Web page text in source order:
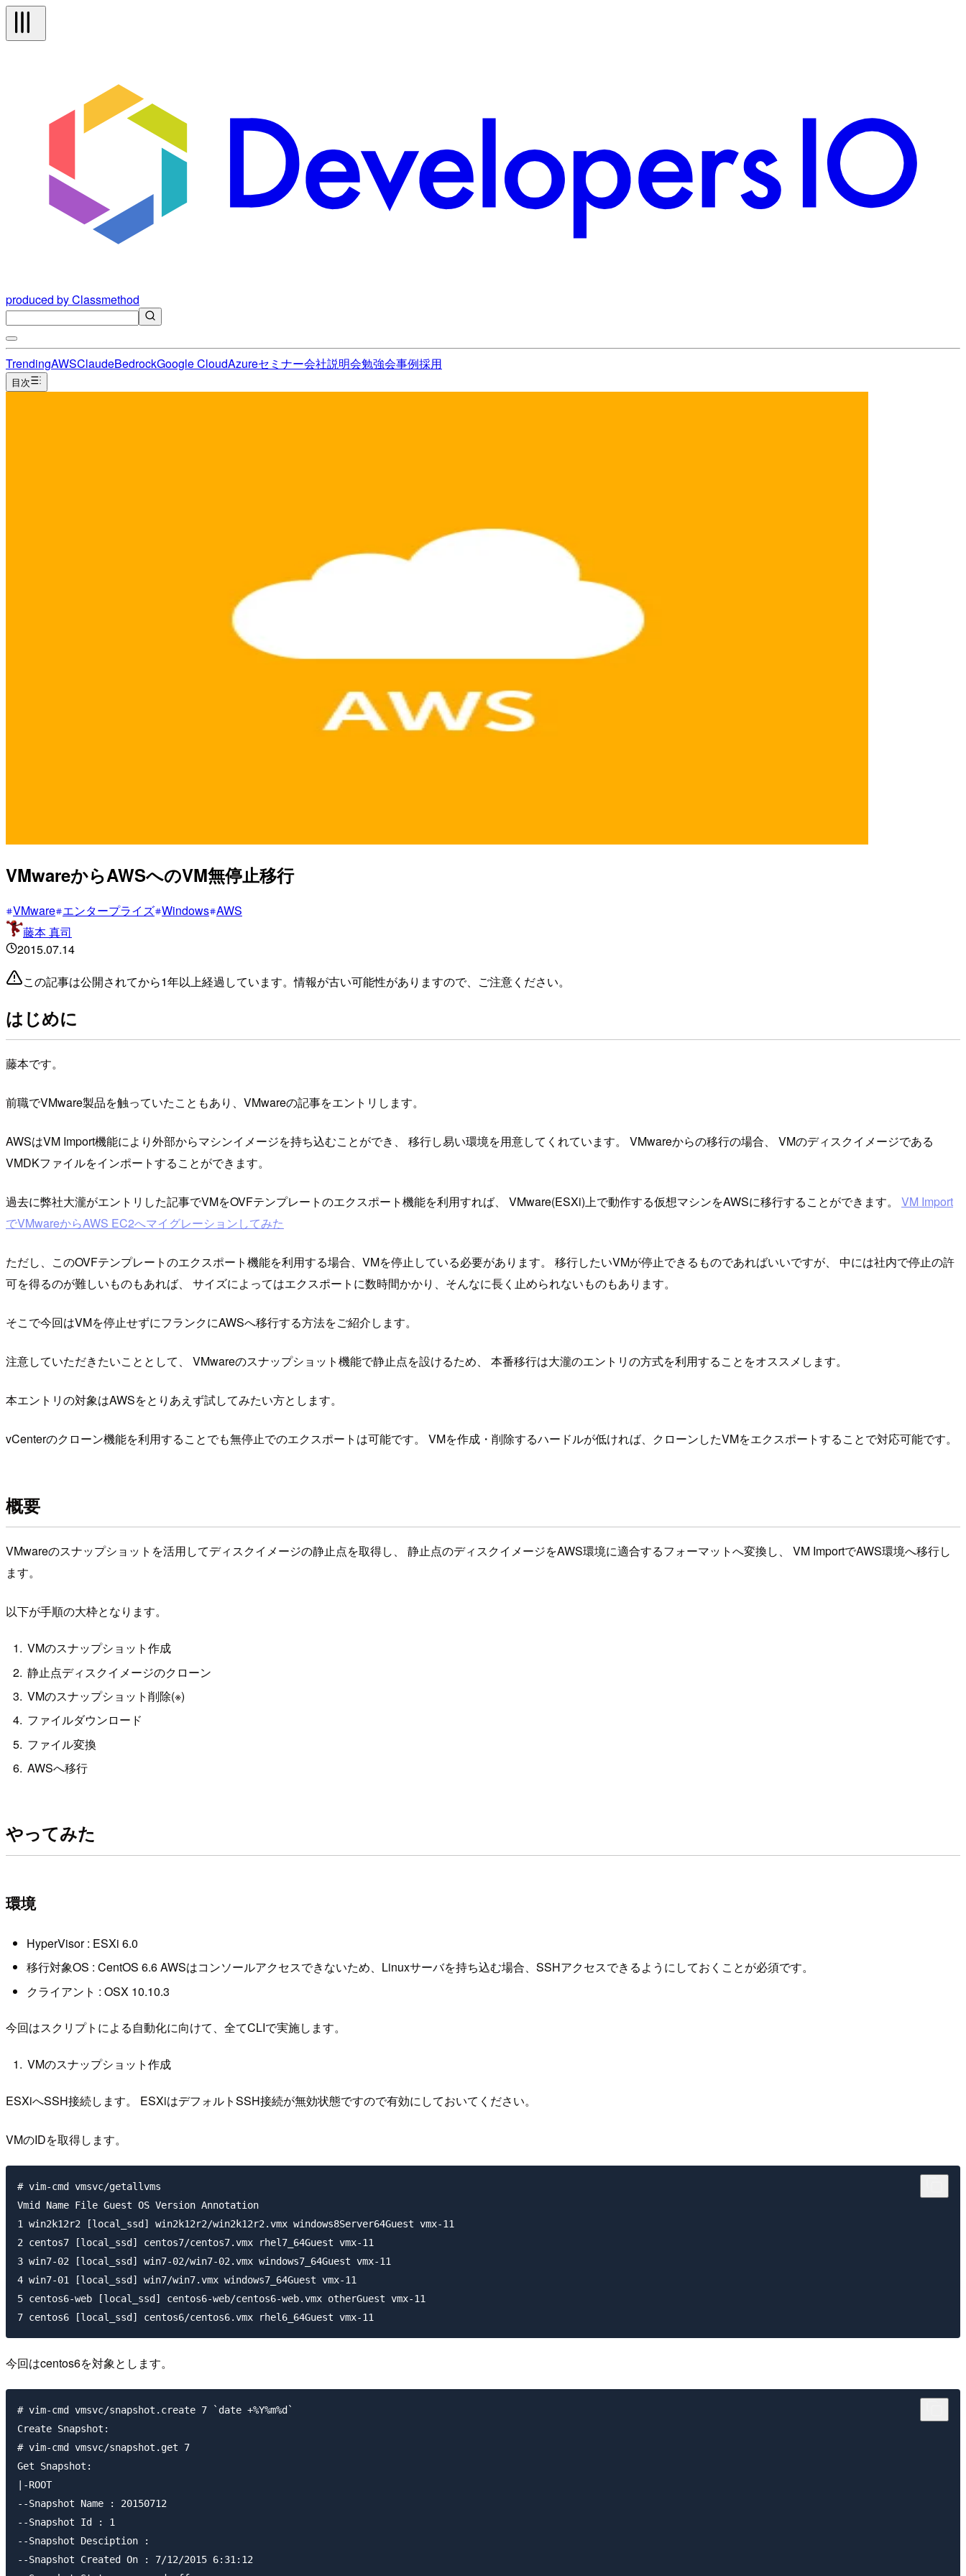
produced by Classmethod
TrendingAWSClaudeBedrockGoogle CloudAzureセミナー会社説明会勉強会事例採用
目次
VMwareからAWSへのVM無停止移行
VMware エンタープライズ Windows AWS
藤本 真司
2015.07.14
この記事は公開されてから1年以上経過しています。情報が古い可能性がありますので、ご注意ください。
はじめに
藤本です。
前職でVMware製品を触っていたこともあり、VMwareの記事をエントリします。
AWSはVM Import機能により外部からマシンイメージを持ち込むことができ、 移行し易い環境を用意してくれています。 VMwareからの移行の場合、 VMのディスクイメージである
VMDKファイルをインポートすることができます。
過去に弊社大瀧がエントリした記事でVMをOVFテンプレートのエクスポート機能を利用すれば、 VMware(ESXi)上で動作する仮想マシンをAWSに移行することができます。 VM Import
でVMwareからAWS EC2へマイグレーションしてみた
ただし、このOVFテンプレートのエクスポート機能を利用する場合、VMを停止している必要があります。 移行したいVMが停止できるものであればいいですが、 中には社内で停止の許
可を得るのが難しいものもあれば、 サイズによってはエクスポートに数時間かかり、そんなに長く止められないものもあります。
そこで今回はVMを停止せずにフランクにAWSへ移行する方法をご紹介します。
注意していただきたいこととして、 VMwareのスナップショット機能で静止点を設けるため、 本番移行は大瀧のエントリの方式を利用することをオススメします。
本エントリの対象はAWSをとりあえず試してみたい方とします。
vCenterのクローン機能を利用することでも無停止でのエクスポートは可能です。 VMを作成・削除するハードルが低ければ、クローンしたVMをエクスポートすることで対応可能です。
概要
VMwareのスナップショットを活用してディスクイメージの静止点を取得し、 静止点のディスクイメージをAWS環境に適合するフォーマットへ変換し、 VM ImportでAWS環境へ移行し
ます。
以下が手順の大枠となります。
VMのスナップショット作成
静止点ディスクイメージのクローン
VMのスナップショット削除(※)
ファイルダウンロード
ファイル変換
AWSへ移行
やってみた
環境
HyperVisor : ESXi 6.0
移行対象OS : CentOS 6.6 AWSはコンソールアクセスできないため、Linuxサーバを持ち込む場合、SSHアクセスできるようにしておくことが必須です。
クライアント : OSX 10.10.3
今回はスクリプトによる自動化に向けて、全てCLIで実施します。
VMのスナップショット作成
ESXiへSSH接続します。 ESXiはデフォルトSSH接続が無効状態ですので有効にしておいてください。
VMのIDを取得します。
# vim-cmd vmsvc/getallvms
Vmid Name File Guest OS Version Annotation
1 win2k12r2 [local_ssd] win2k12r2/win2k12r2.vmx windows8Server64Guest vmx-11
2 centos7 [local_ssd] centos7/centos7.vmx rhel7_64Guest vmx-11
3 win7-02 [local_ssd] win7-02/win7-02.vmx windows7_64Guest vmx-11
4 win7-01 [local_ssd] win7/win7.vmx windows7_64Guest vmx-11
5 centos6-web [local_ssd] centos6-web/centos6-web.vmx otherGuest vmx-11
今回はcentos6を対象とします。
# vim-cmd vmsvc/snapshot.create 7 `date +%Y%m%d`
Create Snapshot:
# vim-cmd vmsvc/snapshot.get 7
Get Snapshot:
|-ROOT
--Snapshot Name : 20150712
--Snapshot Id : 1
--Snapshot Desciption :
--Snapshot Created On : 7/12/2015 6:31:12